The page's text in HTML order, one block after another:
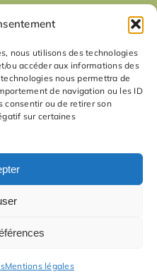
nous utilisons des technologies
ou accéder aux informations des
nous permettra de
de navigation ou les ID
consentir ou de retirer son
sur certaines
Mentions légales
| tous droits réservés